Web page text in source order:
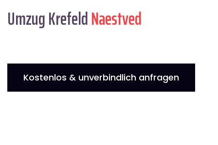
Umzug KrefeldNaestved
Kostenlos & unverbindlich anfragen